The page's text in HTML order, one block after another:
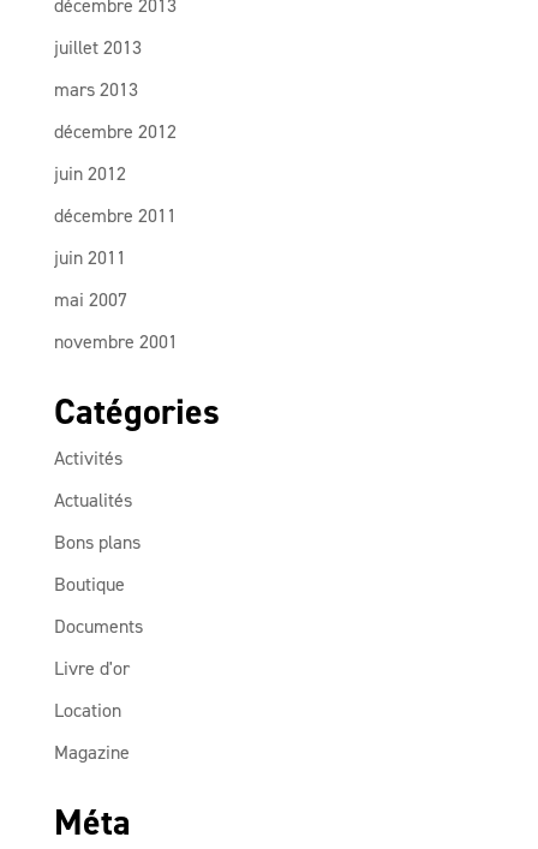
décembre 2013
juillet 2013
mars 2013
décembre 2012
juin 2012
décembre 2011
juin 2011
mai 2007
novembre 2001
Catégories
Activités
Actualités
Bons plans
Boutique
Documents
Livre d'or
Location
Magazine
Méta